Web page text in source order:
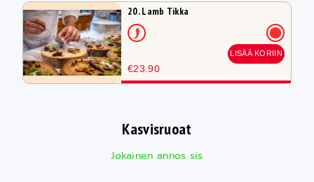
20. Lamb Tikka
€23.90
LISÄÄ KORIIN
Kasvisruoat
Jokainen annos sis